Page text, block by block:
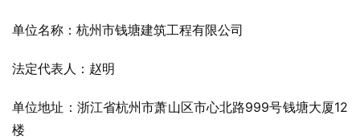
单位名称：杭州市钱塘建筑工程有限公司
法定代表人：赵明
单位地址：浙江省杭州市萧山区市心北路999号钱塘大厦12
楼